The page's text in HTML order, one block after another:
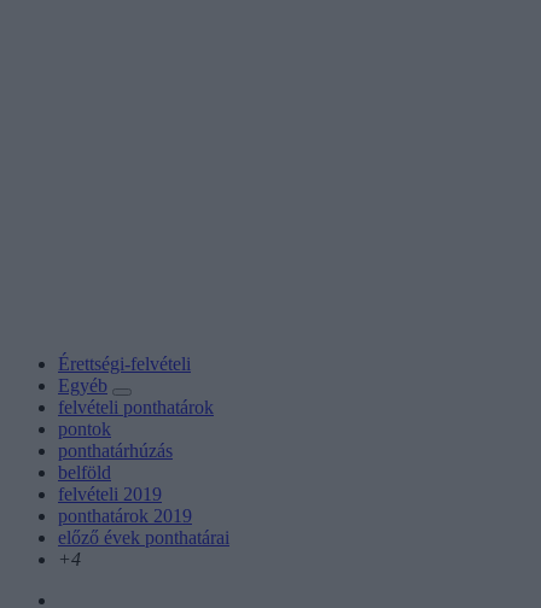
Érettségi-felvételi
Egyéb
felvételi ponthatárok
pontok
ponthatárhúzás
belföld
felvételi 2019
ponthatárok 2019
előző évek ponthatárai
+4